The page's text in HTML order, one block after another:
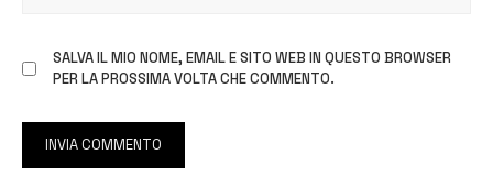
SALVA IL MIO NOME, EMAIL E SITO WEB IN QUESTO BROWSER
PER LA PROSSIMA VOLTA CHE COMMENTO.